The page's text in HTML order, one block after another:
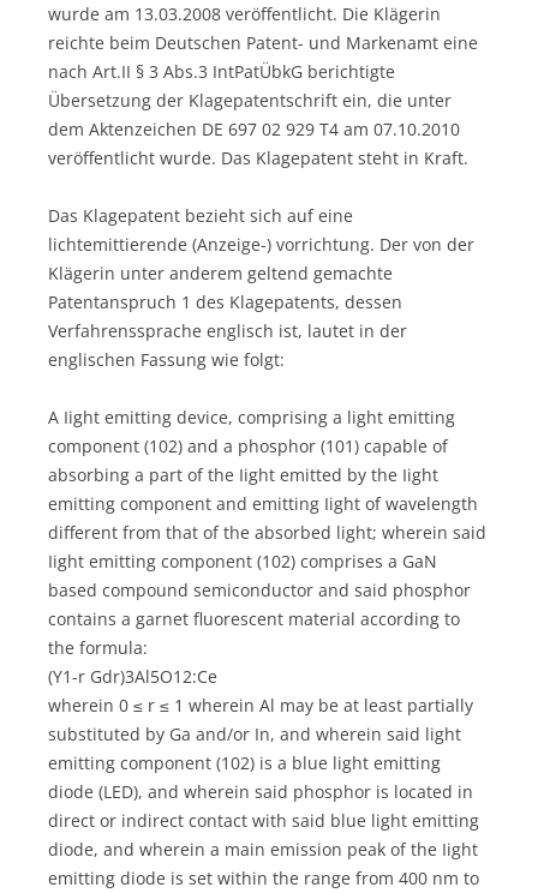
wurde am 13.03.2008 veröffentlicht. Die Klägerin
reichte beim Deutschen Patent- und Markenamt eine
nach Art.II § 3 Abs.3 IntPatÜbkG berichtigte
Übersetzung der Klagepatentschrift ein, die unter
dem Aktenzeichen DE 697 02 929 T4 am 07.10.2010
veröffentlicht wurde. Das Klagepatent steht in Kraft.
Das Klagepatent bezieht sich auf eine
lichtemittierende (Anzeige-) vorrichtung. Der von der
Klägerin unter anderem geltend gemachte
Patentanspruch 1 des Klagepatents, dessen
Verfahrenssprache englisch ist, lautet in der
englischen Fassung wie folgt:
A Iight emitting device, comprising a light emitting
component (102) and a phosphor (101) capable of
absorbing a part of the Iight emitted by the Iight
emitting component and emitting Iight of wavelength
different from that of the absorbed light; wherein said
Iight emitting component (102) comprises a GaN
based compound semiconductor and said phosphor
contains a garnet fluorescent material according to
the formula:
(Y1-r Gdr)3Al5O12:Ce
wherein 0 ≤ r ≤ 1 wherein Al may be at least partially
substituted by Ga and/or In, and wherein said light
emitting component (102) is a blue light emitting
diode (LED), and wherein said phosphor is located in
direct or indirect contact with said blue light emitting
diode, and wherein a main emission peak of the Iight
emitting diode is set within the range from 400 nm to